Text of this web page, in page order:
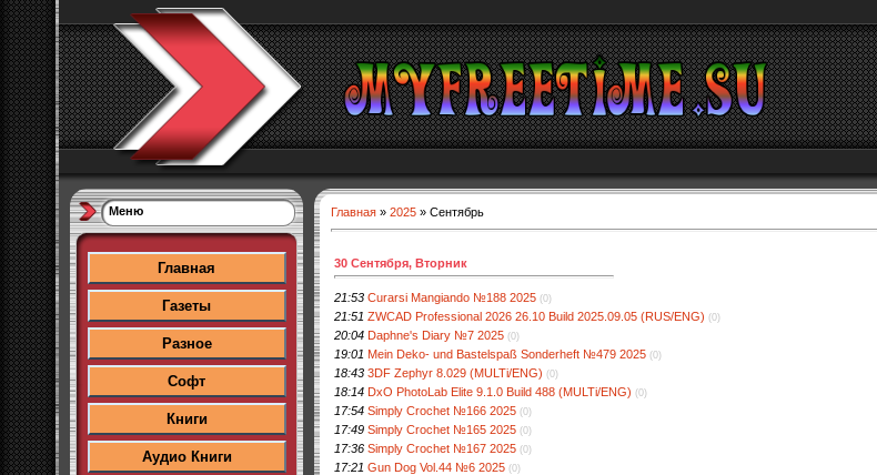
Меню
Главная
Газеты
Разное
Софт
Книги
Аудио Книги
Главная » 2025 » Сентябрь
30 Сентября, Вторник
21:53 Curarsi Mangiando №188 2025 (0)
21:51 ZWCAD Professional 2026 26.10 Build 2025.09.05 (RUS/ENG) (0)
20:04 Daphne's Diary №7 2025 (0)
19:01 Mein Deko- und Bastelspaß Sonderheft №479 2025 (0)
18:43 3DF Zephyr 8.029 (MULTi/ENG) (0)
18:14 DxO PhotoLab Elite 9.1.0 Build 488 (MULTi/ENG) (0)
17:54 Simply Crochet №166 2025 (0)
17:49 Simply Crochet №165 2025 (0)
17:36 Simply Crochet №167 2025 (0)
17:21 Gun Dog Vol.44 №6 2025 (0)